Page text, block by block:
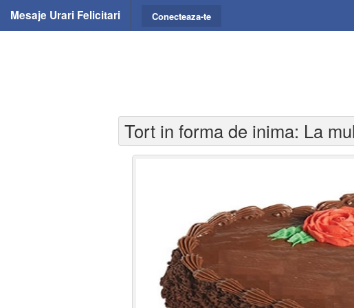
Mesaje Urari Felicitari Conecteaza-te
Tort in forma de inima: La